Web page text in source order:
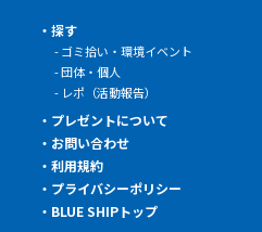
探す
ゴミ拾い・環境イベント
団体・個人
レポ（活動報告）
プレゼントについて
お問い合わせ
利用規約
プライバシーポリシー
BLUE SHIPトップ